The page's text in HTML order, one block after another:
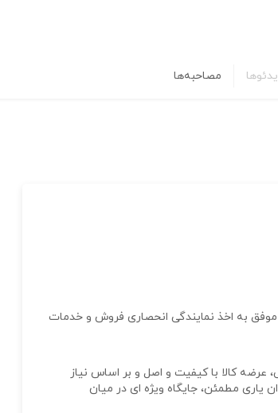
مصاحبه‌ها
شرکت مادوی ( هیلتی ایران ) در سال ۱۳۵۸ تاسیس و در سال ۱۳۶۰ موفق به اخذ نمایندگی انحصاری فروش و خدمات
کالا با کیفیت و اصل و بر اساس نیاز
مطمئن، جایگاه ویژه ای در میان